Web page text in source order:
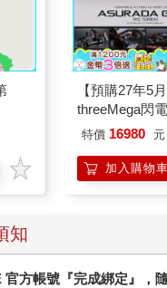
【預購27年5
threeMega閃
VA Hi-SPEC
SIREN 黑色限
特價 16980 元
加入購物車
知
官方帳號『完成綁定』，